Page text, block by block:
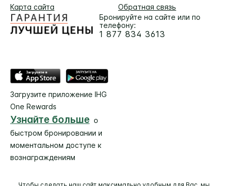
Карта сайта
Обратная связь
Бронируйте на сайте или по
телефону:
1 877 834 3613
Загрузите приложение IHG
One Rewards
Узнайте больше о
быстром бронировании и
моментальном доступе к
вознаграждениям